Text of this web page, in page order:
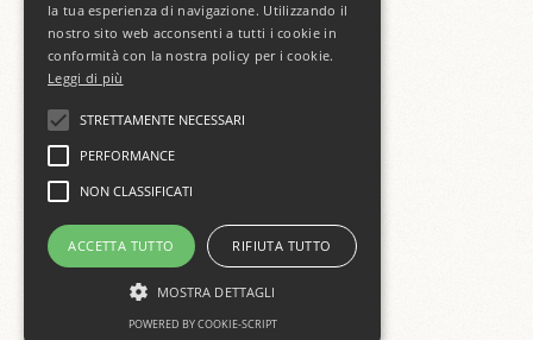
la tua esperienza di navigazione. Utilizzando il
nostro sito web acconsenti a tutti i cookie in
conformità con la nostra policy per i cookie.
Leggi di più
STRETTAMENTE NECESSARI
PERFORMANCE
NON CLASSIFICATI
ACCETTA TUTTO RIFIUTA TUTTO
MOSTRA DETTAGLI
POWERED BY COOKIE-SCRIPT